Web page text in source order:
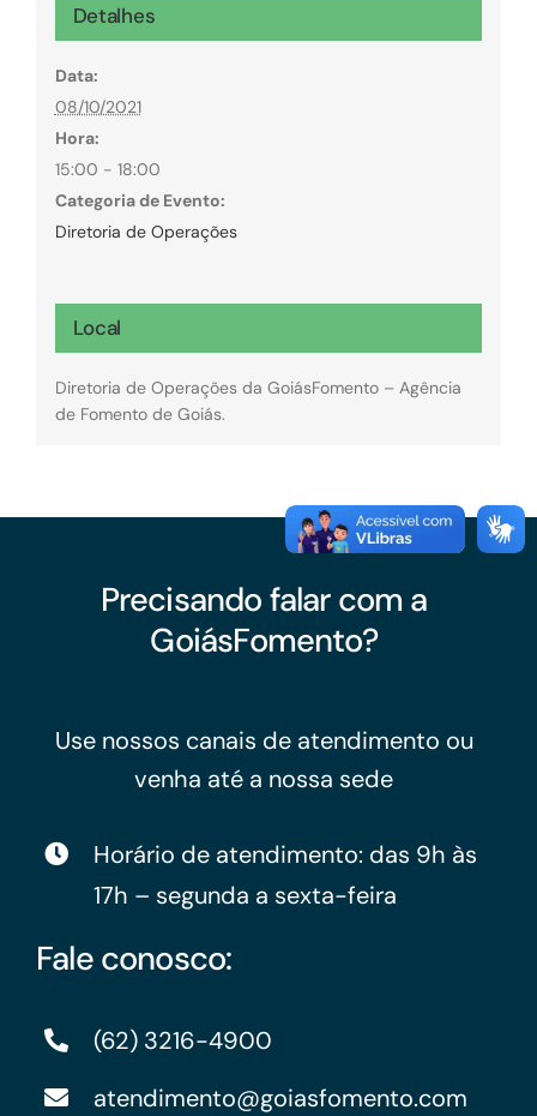
Detalhes
Data:
08/10/2021
Hora:
15:00 - 18:00
Categoria de Evento:
Diretoria de Operações
Local
Diretoria de Operações da GoiásFomento – Agência
de Fomento de Goiás.
Precisando falar com a
GoiásFomento?
Use nossos canais de atendimento ou
venha até a nossa sede
Horário de atendimento: das 9h às
17h – segunda a sexta-feira
Fale conosco:
(62) 3216-4900
atendimento@goiasfomento.com